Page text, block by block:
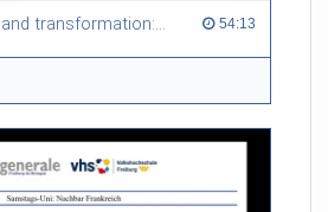
Between tradition and transformation: how owners, advisers and institutions co-create knowledge for resilient forests in Europe 54:13